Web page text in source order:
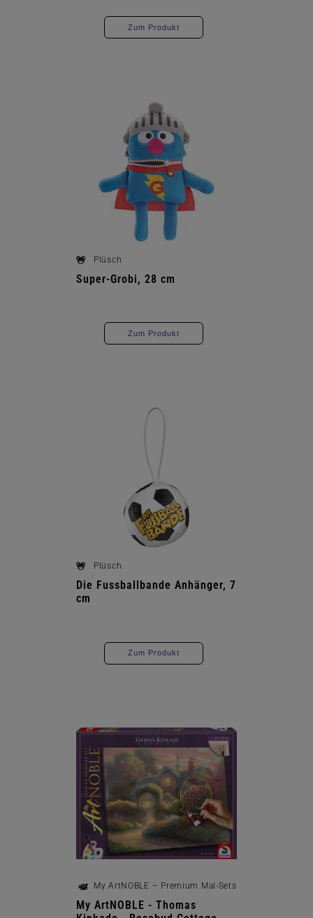
Zum Produkt
Plüsch
Super-Grobi, 28 cm
Zum Produkt
Plüsch
Die Fussballbande Anhänger, 7
cm
Zum Produkt
My ArtNOBLE – Premium Mal-Sets
My ArtNOBLE - Thomas